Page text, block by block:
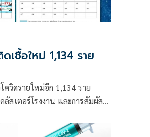
ชื้อใหม่ 1,134 ราย
ควิดรายใหม่อีก 1,134 ราย
ลัสเตอร์โรงงาน และการสัมผัส